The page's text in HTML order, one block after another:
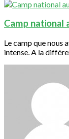
Camp national
Le camp que nous
intense. A la